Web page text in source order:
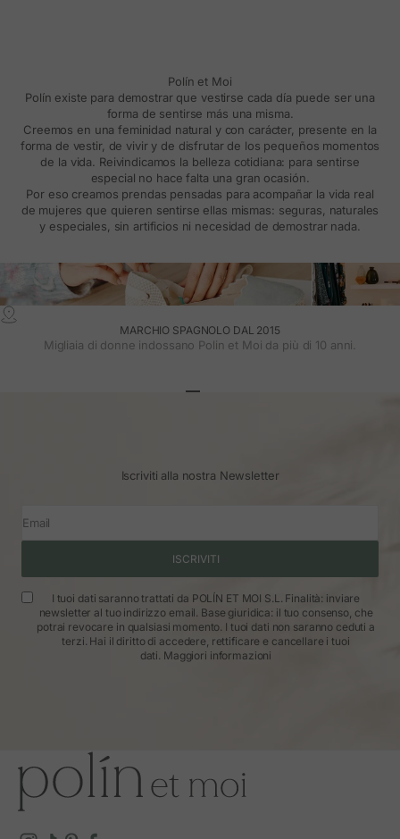
Polín et Moi
Polín existe para demostrar que vestirse cada día puede ser una
forma de sentirse más una misma.
Creemos en una feminidad natural y con carácter, presente en la
forma de vestir, de vivir y de disfrutar de los pequeños momentos
de la vida. Reivindicamos la belleza cotidiana: para sentirse
especial no hace falta una gran ocasión.
Por eso creamos prendas pensadas para acompañar la vida real
de mujeres que quieren sentirse ellas mismas: seguras, naturales
y especiales, sin artificios ni necesidad de demostrar nada.
MARCHIO SPAGNOLO DAL 2015
Migliaia di donne indossano Polin et Moi da più di 10 anni.
Iscriviti alla nostra Newsletter
Email
ISCRIVITI
I tuoi dati saranno trattati da POLÍN ET MOI S.L. Finalità: inviare
newsletter al tuo indirizzo email. Base giuridica: il tuo consenso, che
potrai revocare in qualsiasi momento. I tuoi dati non saranno ceduti a
terzi. Hai il diritto di accedere, rettificare e cancellare i tuoi
dati. Maggiori informazioni